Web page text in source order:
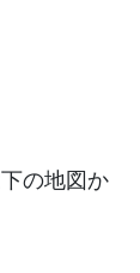
の地図か